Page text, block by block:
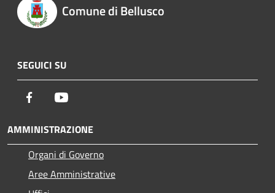
Comune di Bellusco
SEGUICI SU
Facebook
AMMINISTRAZIONE
Organi di Governo
Aree Amministrative